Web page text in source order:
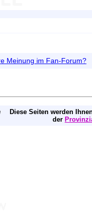
Meinung im Fan-Forum?
Diese Seiten werden
der